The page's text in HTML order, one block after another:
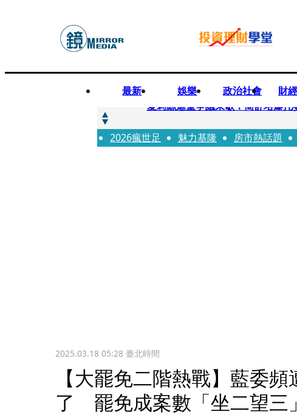
最新 娛樂 政治社會 財
快訊
夏莉絲虐童爭議未歇！簡舒培爆
快訊
疊單計時算法現歧異 外送工會開
2026瘋世足 魅力基隆 房市熱話題
2025.03.18 05:28臺北時間
【大罷免二階熱戰】藍委
了 罷免成案數「坐二望三」